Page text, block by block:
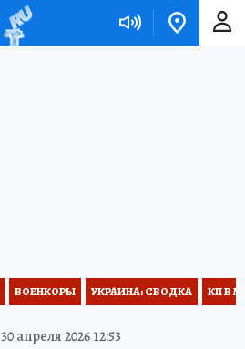
ВОЕНКОРЫ УКРАИНА: СВОДКА КП В
30 апреля 2026 12:53